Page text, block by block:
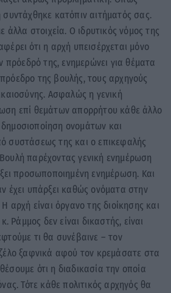
συντάχθηκε κατόπιν αιτήματός σας.
άλλα στοιχεία. Ο ιδρυτικός νόμος της
ότι η αρχή υπεισέρχεται μόνο
πρόεδρό της, ενημερώνει για θέματα
της βουλής, τους αρχηγούς
Ασφαλώς η γενική
επί θεμάτων απορρήτου κάθε άλλο
ονομάτων και
συστάσεως της και ο επικεφαλής
παρέχοντας γενική ενημέρωση
προσωποποιημένη ενημέρωση. Και
έχει υπάρξει καθώς ονόματα στην
αρχή είναι όργανο της διοίκησης και
Ράμμος δεν είναι δικαστής, είναι
τι θα συνέβαινε – τον
ξαφνικά αφού τον κρεμάσατε στα
ότι η διαδικασία την οποία
Τότε κάθε πολιτικός αρχηγός θα